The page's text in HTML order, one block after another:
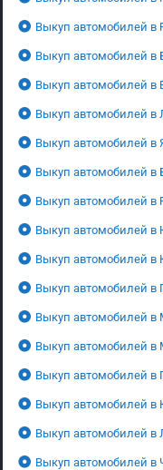
Выкуп автомобилей в
Выкуп автомобилей в
Выкуп автомобилей в
Выкуп автомобилей в
Выкуп автомобилей в
Выкуп автомобилей в
Выкуп автомобилей в
Выкуп автомобилей в
Выкуп автомобилей в
Выкуп автомобилей в
Выкуп автомобилей в
Выкуп автомобилей в
Выкуп автомобилей в
Выкуп автомобилей в
Выкуп автомобилей
Выкуп автомобилей в